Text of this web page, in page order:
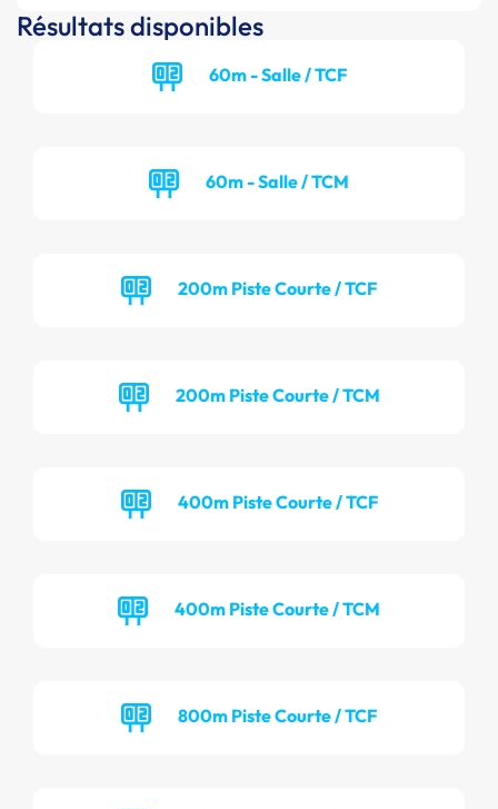
Résultats disponibles
60m - Salle / TCF
60m - Salle / TCM
200m Piste Courte / TCF
200m Piste Courte / TCM
400m Piste Courte / TCF
400m Piste Courte / TCM
800m Piste Courte / TCF